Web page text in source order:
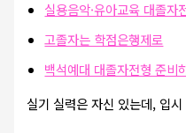
실용음악·유아교육 대졸자
고졸자는 학점은행제로
백석예대 대졸자전형 준비
실기 실력은 자신 있는데, 입